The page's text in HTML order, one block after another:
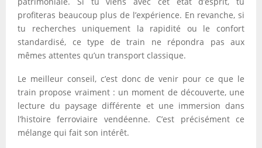
profiteras beaucoup plus de l’expérience. En revanche, si
tu recherches uniquement la rapidité ou le confort
standardisé, ce type de train ne répondra pas aux
mêmes attentes qu’un transport classique.
Le meilleur conseil, c’est donc de venir pour ce que le
train propose vraiment : un moment de découverte, une
lecture du paysage différente et une immersion dans
l’histoire ferroviaire vendéenne. C’est précisément ce
mélange qui fait son intérêt.